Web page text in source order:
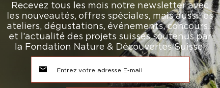
Recevez tous les mois notre newsletter avec
les nouveautés, offres spéciales, mais aussi les
ateliers, dégustations, événements, concours…
et l’actualité des projets suisses soutenus par
la Fondation Nature & Découvertes Suisse!